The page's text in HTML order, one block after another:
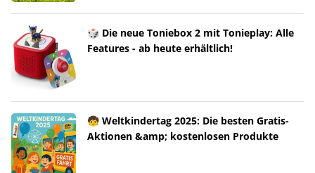
🎲 Die neue Toniebox 2 mit Tonieplay: Alle
Features - ab heute erhältlich!
🧒 Weltkindertag 2025: Die besten Gratis-
Aktionen &amp; kostenlosen Produkte